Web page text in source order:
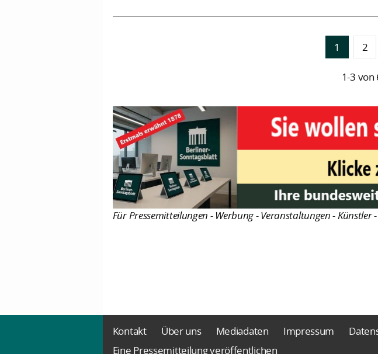
1 2
1-3 von
Für Pressemitteilungen - Werbung - Veranstaltungen - Künstler
Kontakt Über uns Mediadaten Impressum
Eine Pressemitteilung veröffentlichen